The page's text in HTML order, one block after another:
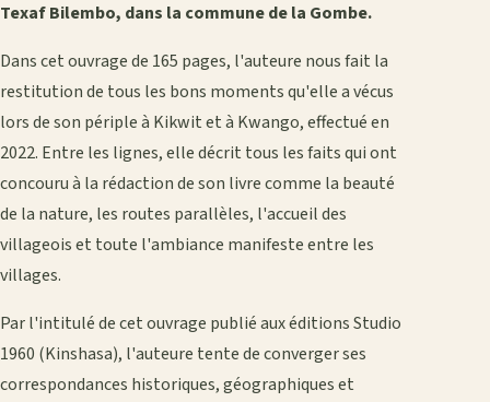
Texaf Bilembo, dans la commune de la Gombe.
Dans cet ouvrage de 165 pages, l'auteure nous fait la
restitution de tous les bons moments qu'elle a vécus
lors de son périple à Kikwit et à Kwango, effectué en
2022. Entre les lignes, elle décrit tous les faits qui ont
concouru à la rédaction de son livre comme la beauté
de la nature, les routes parallèles, l'accueil des
villageois et toute l'ambiance manifeste entre les
villages.
Par l'intitulé de cet ouvrage publié aux éditions Studio
1960 (Kinshasa), l'auteure tente de converger ses
correspondances historiques, géographiques et